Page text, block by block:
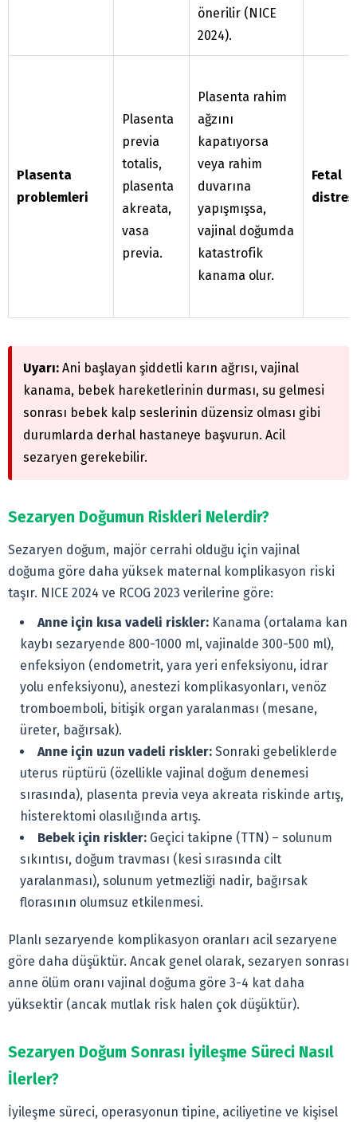
önerilir (NICE
2024).
Plasenta
problemleri
Plasenta
previa
totalis,
plasenta
akreata,
vasa
previa.
Plasenta rahim
ağzını
kapatıyorsa
veya rahim
duvarına
yapışmışsa,
vajinal doğumda
katastrofik
kanama olur.
Fetal
distres
Uyarı: Ani başlayan şiddetli karın ağrısı, vajinal
kanama, bebek hareketlerinin durması, su gelmesi
sonrası bebek kalp seslerinin düzensiz olması gibi
durumlarda derhal hastaneye başvurun. Acil
sezaryen gerekebilir.
Sezaryen Doğumun Riskleri Nelerdir?
Sezaryen doğum, majör cerrahi olduğu için vajinal
doğuma göre daha yüksek maternal komplikasyon riski
taşır. NICE 2024 ve RCOG 2023 verilerine göre:
Anne için kısa vadeli riskler: Kanama (ortalama kan
kaybı sezaryende 800-1000 ml, vajinalde 300-500 ml),
enfeksiyon (endometrit, yara yeri enfeksiyonu, idrar
yolu enfeksiyonu), anestezi komplikasyonları, venöz
tromboemboli, bitişik organ yaralanması (mesane,
üreter, bağırsak).
Anne için uzun vadeli riskler: Sonraki gebeliklerde
uterus rüptürü (özellikle vajinal doğum denemesi
sırasında), plasenta previa veya akreata riskinde artış,
histerektomi olasılığında artış.
Bebek için riskler: Geçici takipne (TTN) – solunum
sıkıntısı, doğum travması (kesi sırasında cilt
yaralanması), solunum yetmezliği nadir, bağırsak
florasının olumsuz etkilenmesi.
Planlı sezaryende komplikasyon oranları acil sezaryene
göre daha düşüktür. Ancak genel olarak, sezaryen sonrası
anne ölüm oranı vajinal doğuma göre 3-4 kat daha
yüksektir (ancak mutlak risk halen çok düşüktür).
Sezaryen Doğum Sonrası İyileşme Süreci Nasıl
İlerler?
İyileşme süreci, operasyonun tipine, aciliyetine ve kişisel